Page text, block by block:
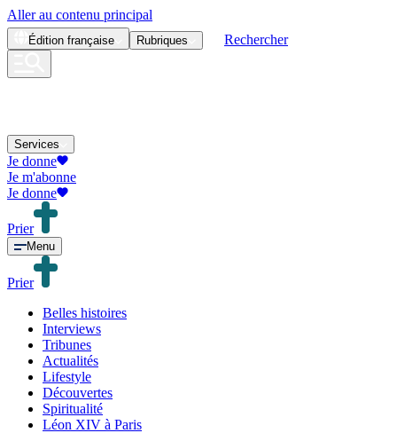
Aller au contenu principal
Édition française Rubriques Rechercher
Services
Je donne
Je m'abonne
Je donne
Prier
Menu
Prier
Belles histoires
Interviews
Tribunes
Actualités
Lifestyle
Découvertes
Spiritualité
Léon XIV à Paris